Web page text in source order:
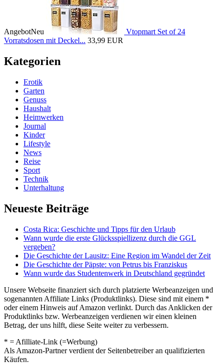
AngebotNeu
Vtopmart Set of 24
Vorratsdosen mit Deckel... 33,99 EUR
Kategorien
Erotik
Garten
Genuss
Haushalt
Heimwerken
Journal
Kinder
Lifestyle
News
Reise
Sport
Technik
Unterhaltung
Neueste Beiträge
Costa Rica: Geschichte und Tipps für den Urlaub
Wann wurde die erste Glücksspiellizenz durch die GGL
vergeben?
Die Geschichte der Lausitz: Eine Region im Wandel der Zeit
Die Geschichte der Päpste: von Petrus bis Franziskus
Wann wurde das Studentenwerk in Deutschland gegründet
Unsere Webseite finanziert sich durch platzierte Werbeanzeigen und
sogenannten Affiliate Links (Produktlinks). Diese sind mit einem *
oder einem Hinweis auf Amazon verlinkt. Durch das Anklicken der
Produktlinks bzw. Werbeanzeigen verdienen wir einen kleinen
Betrag, der uns hilft, diese Seite weiter zu verbessern.
* = Afilliate-Link (=Werbung)
Als Amazon-Partner verdient der Seitenbetreiber an qualifizierten
Käufen.